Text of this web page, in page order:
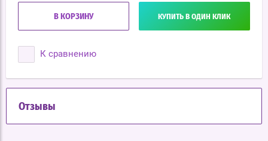
В КОРЗИНУ КУПИТЬ В ОДИН КЛИК
К сравнению
Отзывы